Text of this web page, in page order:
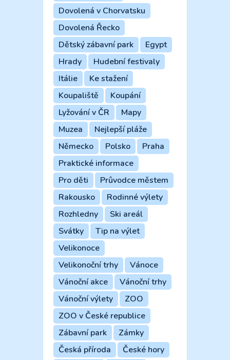
Dovolená v Chorvatsku
Dovolená Řecko
Dětský zábavní park
Egypt
Hrady
Hudební festivaly
Itálie
Ke stažení
Koupaliště
Koupání
Lyžování v ČR
Mapy
Muzea
Nejlepší pláže
Německo
Polsko
Praha
Praktické informace
Pro děti
Průvodce městem
Rakousko
Rodinné výlety
Rozhledny
Ski areál
Svátky
Tip na výlet
Velikonoce
Velikonoční trhy
Vánoce
Vánoční akce
Vánoční trhy
Vánoční výlety
ZOO
ZOO v České republice
Zábavní park
Zámky
Česká příroda
České hory